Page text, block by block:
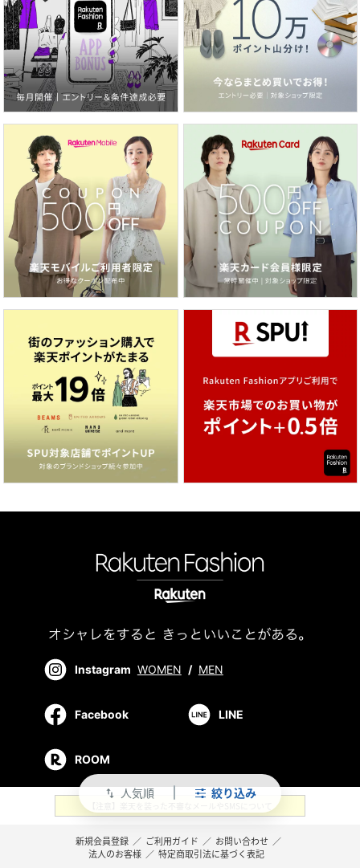
swap_vert 人気順 絞り込み
Instagram WOMEN / MEN
Facebook LINE
ROOM
新規会員登録 ／ ご利用ガイド ／ お問い合わせ ／
法人のお客様 ／ 特定商取引法に基づく表記